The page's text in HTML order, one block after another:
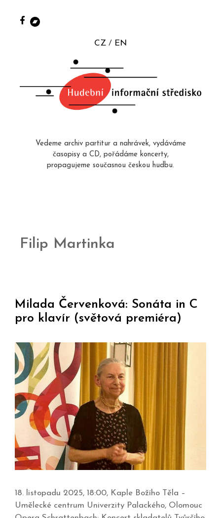
CZ EN
Vedeme archiv partitur a nahrávek, vydáváme
časopisy a CD, pořádáme koncerty,
propagujeme současnou českou hudbu.
Filip Martinka
Milada Červenková: Sonáta in C
pro klavír (světová premiéra)
18. listopadu 2025, 18:00, Kaple Božího Těla –
Umělecké centrum Univerzity Palackého, Olomouc